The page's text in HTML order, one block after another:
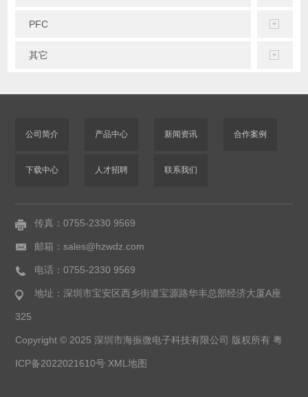
PFC
其它
公司简介 产品中心 新闻资讯 合作案例
下载中心 人才招聘 联系我们
传真：0755-2330 9569
邮箱：sales@hzwdz.com
电话：0755-2330 9569
地址：深圳市宝安区西乡街道宝源路华丰总部经济大厦A座
325
Copyright © 2025 深圳市海振微电子科技有限公司 版权所有 粤
ICP备2022021610号 XML地图